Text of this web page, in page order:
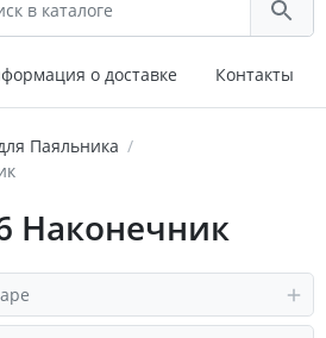
о доставке Контакты
Паяльника
Наконечник